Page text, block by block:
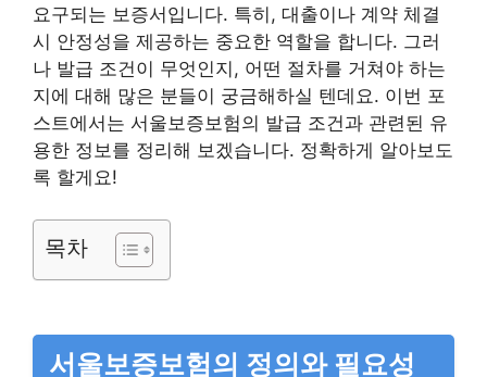
요구되는 보증서입니다. 특히, 대출이나 계약 체결
시 안정성을 제공하는 중요한 역할을 합니다. 그러
나 발급 조건이 무엇인지, 어떤 절차를 거쳐야 하는
지에 대해 많은 분들이 궁금해하실 텐데요. 이번 포
스트에서는 서울보증보험의 발급 조건과 관련된 유
용한 정보를 정리해 보겠습니다. 정확하게 알아보도
록 할게요!
목차
서울보증보험의 정의와 필요성